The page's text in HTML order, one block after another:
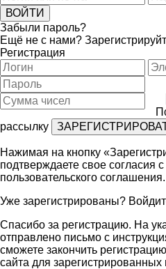
Забыли пароль?
Ещё не с нами?
Регистрация
рассылку
Нажимая на кнопку
подтверждаете свое согласия
пользовательского соглашения.
Уже зарегистрированы?
Спасибо за регистрацию. На
отправлено письмо с
сможете закончить
сайта для зарегистрированных